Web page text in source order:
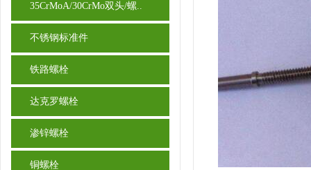
35CrMoA/30CrMo双头/螺..
不锈钢标准件
铁路螺栓
达克罗螺栓
渗锌螺栓
铜螺栓